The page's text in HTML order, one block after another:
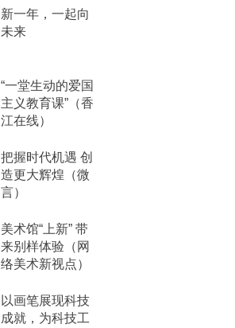
新一年，一起向
未来
“一堂生动的爱国
主义教育课”（香
江在线）
把握时代机遇 创
造更大辉煌（微
言）
美术馆“上新” 带
来别样体验（网
络美术新视点）
以画笔展现科技
成就，为科技工